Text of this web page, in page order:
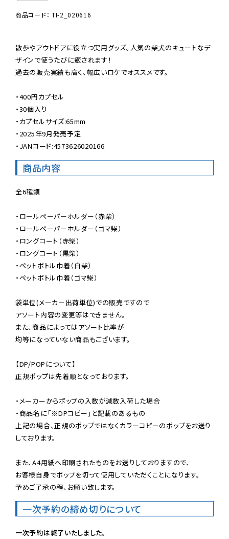
商品コード： TI-2_020616
散歩やアウトドアに役立つ実用グッズ。人気の柴犬のキュートなデ
ザインで使うたびに癒されます！
過去の販売実績も高く、幅広いロケでオススメです。
・400円カプセル
・30個入り
・カプセルサイズ:65mm
・2025年9月発売予定
・JANコード:4573626020166
商品内容
全6種類
・ロールペーパーホルダー（赤柴）
・ロールペーパーホルダー（ゴマ柴）
・ロングコート（赤柴）
・ロングコート（黒柴）
・ペットボトル巾着（白柴）
・ペットボトル巾着（ゴマ柴）
袋単位(メーカー出荷単位)での販売ですので
アソート内容の変更等はできません。
また、商品によってはアソート比率が
均等になっていない商品もございます。
【DP/POPについて】
正規ポップは先着順となっております。
・メーカーからポップの入数が減数入荷した場合
・商品名に「※DPコピー」と記載のあるもの
上記の場合、正規のポップではなくカラーコピーのポップをお送り
しております。
また、A4用紙へ印刷されたものをお送りしておりますので、
お客様自身でポップを切って使用していただくことになります。
予めご了承の程、お願い致します。
一次予約の締め切りについて
一次予約は終了いたしました。